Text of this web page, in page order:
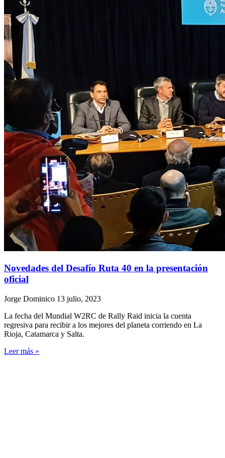
Novedades del Desafío Ruta 40 en la presentación
oficial
Jorge Dominico 13 julio, 2023
La fecha del Mundial W2RC de Rally Raid inicia la cuenta
regresiva para recibir a los mejores del planeta corriendo en La
Rioja, Catamarca y Salta.
Leer más »